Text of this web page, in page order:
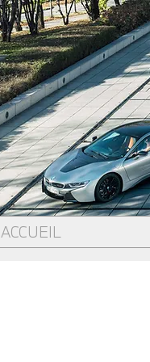
ACCUEIL